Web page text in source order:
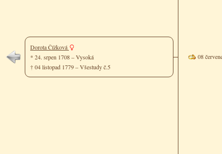
Dorota Čížková
* 24. srpen 1708 – Vysoká
† 04 listopad 1779 – Všestudy č.5
08